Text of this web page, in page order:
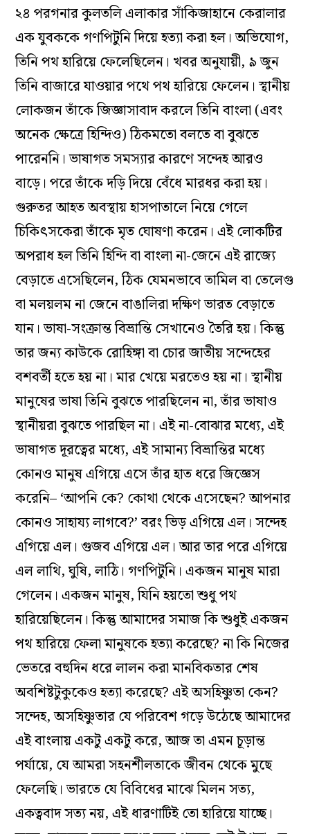
২৪ পরগনার কুলতলি এলাকার সাঁকিজাহানে কেরালার
এক যুবককে গণপিটুনি দিয়ে হত্যা করা হল। অভিযোগ,
তিনি পথ হারিয়ে ফেলেছিলেন। খবর অনুযায়ী, ৯ জুন
তিনি বাজারে যাওয়ার পথে পথ হারিয়ে ফেলেন। স্থানীয়
লোকজন তাঁকে জিজ্ঞাসাবাদ করলে তিনি বাংলা (এবং
অনেক ক্ষেত্রে হিন্দিও) ঠিকমতো বলতে বা বুঝতে
পারেননি। ভাষাগত সমস্যার কারণে সন্দেহ আরও
বাড়ে। পরে তাঁকে দড়ি দিয়ে বেঁধে মারধর করা হয়।
গুরুতর আহত অবস্থায় হাসপাতালে নিয়ে গেলে
চিকিৎসকেরা তাঁকে মৃত ঘোষণা করেন। এই লোকটির
অপরাধ হল তিনি হিন্দি বা বাংলা না-জেনে এই রাজ্যে
বেড়াতে এসেছিলেন, ঠিক যেমনভাবে তামিল বা তেলেগু
বা মলয়লম না জেনে বাঙালিরা দক্ষিণ ভারত বেড়াতে
যান। ভাষা-সংক্রান্ত বিভ্রান্তি সেখানেও তৈরি হয়। কিন্তু
তার জন্য কাউকে রোহিঙ্গা বা চোর জাতীয় সন্দেহের
বশবর্তী হতে হয় না। মার খেয়ে মরতেও হয় না। স্থানীয়
মানুষের ভাষা তিনি বুঝতে পারছিলেন না, তাঁর ভাষাও
স্থানীয়রা বুঝতে পারছিল না। এই না-বোঝার মধ্যে, এই
ভাষাগত দূরত্বের মধ্যে, এই সামান্য বিভ্রান্তির মধ্যে
কোনও মানুষ এগিয়ে এসে তাঁর হাত ধরে জিজ্ঞেস
করেনি– ‘আপনি কে? কোথা থেকে এসেছেন? আপনার
কোনও সাহায্য লাগবে?’ বরং ভিড় এগিয়ে এল। সন্দেহ
এগিয়ে এল। গুজব এগিয়ে এল। আর তার পরে এগিয়ে
এল লাথি, ঘুষি, লাঠি। গণপিটুনি। একজন মানুষ মারা
গেলেন। একজন মানুষ, যিনি হয়তো শুধু পথ
হারিয়েছিলেন। কিন্তু আমাদের সমাজ কি শুধুই একজন
পথ হারিয়ে ফেলা মানুষকে হত্যা করেছে? না কি নিজের
ভেতরে বহুদিন ধরে লালন করা মানবিকতার শেষ
অবশিষ্টটুকুকেও হত্যা করেছে? এই অসহিষ্ণুতা কেন?
সন্দেহ, অসহিষ্ণুতার যে পরিবেশ গড়ে উঠেছে আমাদের
এই বাংলায় একটু একটু করে, আজ তা এমন চূড়ান্ত
পর্যায়ে, যে আমরা সহনশীলতাকে জীবন থেকে মুছে
ফেলেছি। ভারতে যে বিবিধের মাঝে মিলন সত্য,
একত্ববাদ সত্য নয়, এই ধারণাটিই তো হারিয়ে যাচ্ছে।